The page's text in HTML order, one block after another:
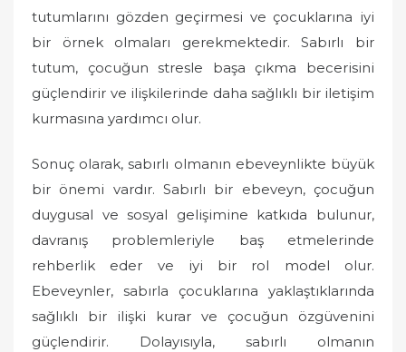
tutumlarını gözden geçirmesi ve çocuklarına iyi
bir örnek olmaları gerekmektedir. Sabırlı bir
tutum, çocuğun stresle başa çıkma becerisini
güçlendirir ve ilişkilerinde daha sağlıklı bir iletişim
kurmasına yardımcı olur.
Sonuç olarak, sabırlı olmanın ebeveynlikte büyük
bir önemi vardır. Sabırlı bir ebeveyn, çocuğun
duygusal ve sosyal gelişimine katkıda bulunur,
davranış problemleriyle baş etmelerinde
rehberlik eder ve iyi bir rol model olur.
Ebeveynler, sabırla çocuklarına yaklaştıklarında
sağlıklı bir ilişki kurar ve çocuğun özgüvenini
güçlendirir. Dolayısıyla, sabırlı olmanın